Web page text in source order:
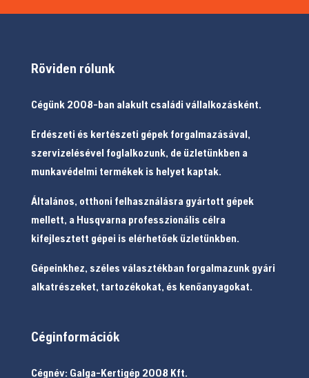
Röviden rólunk
Cégünk 2008-ban alakult családi vállalkozásként.
Erdészeti és kertészeti gépek forgalmazásával,
szervizelésével foglalkozunk, de üzletünkben a
munkavédelmi termékek is helyet kaptak.
Általános, otthoni felhasználásra gyártott gépek
mellett, a Husqvarna professzionális célra
kifejlesztett gépei is elérhetőek üzletünkben.
Gépeinkhez, széles választékban forgalmazunk gyári
alkatrészeket, tartozékokat, és kenőanyagokat.
Céginformációk
Cégnév: Galga-Kertigép 2008 Kft.